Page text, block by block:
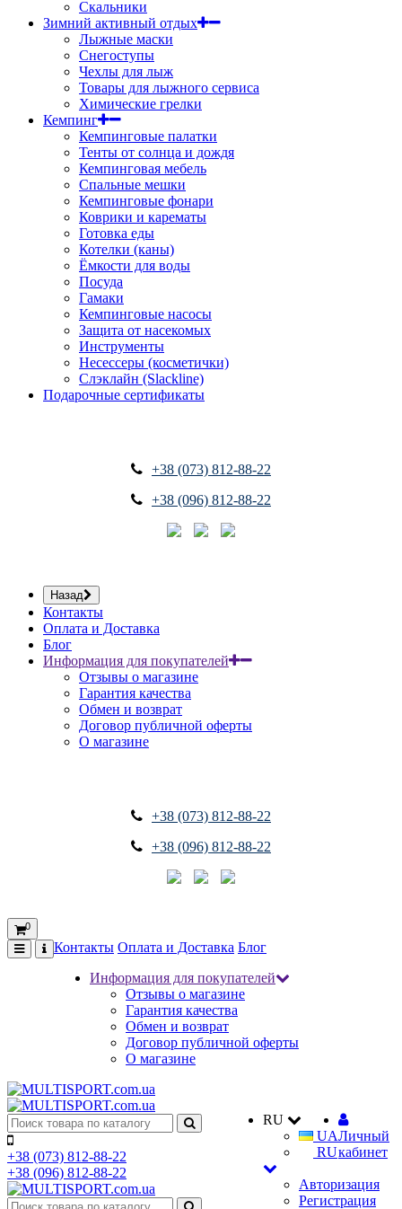
Скальники
Зимний активный отдых
Лыжные маски
Снегоступы
Чехлы для лыж
Товары для лыжного сервиса
Химические грелки
Кемпинг
Кемпинговые палатки
Тенты от солнца и дождя
Кемпинговая мебель
Спальные мешки
Кемпинговые фонари
Коврики и карематы
Готовка еды
Котелки (каны)
Ёмкости для воды
Посуда
Гамаки
Кемпинговые насосы
Защита от насекомых
Инструменты
Несессеры (косметички)
Слэклайн (Slackline)
Подарочные сертификаты
+38 (073) 812-88-22
+38 (096) 812-88-22
Назад
Контакты
Оплата и Доставка
Блог
Информация для покупателей
Отзывы о магазине
Гарантия качества
Обмен и возврат
Договор публичной оферты
О магазине
+38 (073) 812-88-22
+38 (096) 812-88-22
0
Контакты Оплата и Доставка Блог
Информация для покупателей
Отзывы о магазине
Гарантия качества
Обмен и возврат
Договор публичной оферты
О магазине
RU
UA
RU
Личный
кабинет
Авторизация
Регистрация
+38 (073) 812-88-22
+38 (096) 812-88-22